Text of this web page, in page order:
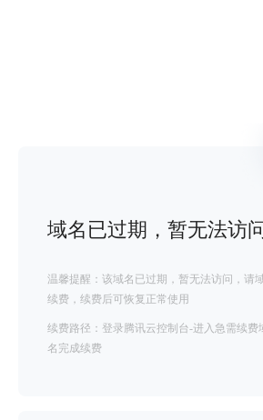
域名已过期，暂无法访
温馨提醒：该域名已过期，暂无法访问，请
续费，续费后可恢复正常使用
续费路径：登录腾讯云控制台-进入急需续费
名完成续费